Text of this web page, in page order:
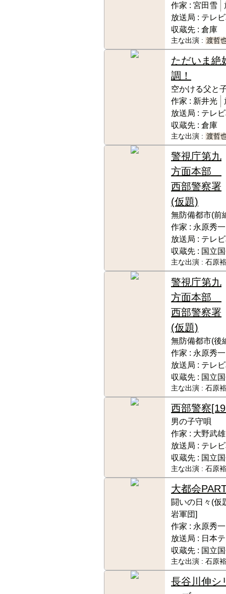
作家 : 宮田雪
放送局 : テレ
収蔵先 : 倉庫
主な出演 : 渡哲
ただいま絶
調！
空かける父と
作家 : 新井光
放送局 : テレ
収蔵先 : 倉庫
主な出演 : 渡哲
警視庁第九
方面本部
西部警察署
(仮題)
無防備都市(前
作家 : 永原秀一
放送局 : テレ
収蔵先 : 国立
主な出演 : 石原
警視庁第九
方面本部
西部警察署
(仮題)
無防備都市(後
作家 : 永原秀一
放送局 : テレ
収蔵先 : 国立
主な出演 : 石原
西部警察
男の子守唄
作家 : 大野武雄
放送局 : テレ
収蔵先 : 国立
主な出演 : 石原
大都会
闘いの日々(仮
岩軍団]
作家 : 永原秀一
放送局 : 日本
収蔵先 : 国立
主な出演 : 石原
長谷川伸シ